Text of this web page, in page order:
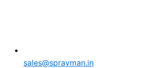
sales@sprayman.in